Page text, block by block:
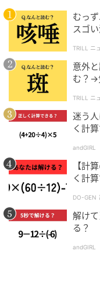
=(6-1)/2
=5/2
約分はできないので
基本的なルールに
を防ぐコツ！
ぜひほかの問題にも
てみてください♡
◆ばしみく 教育・
ー。 小学校教員・
を活かした、コンテ
以上にわたり生徒
解きが大好き。 ＜
むっ
スゴ
TRILL ニ
意外
む？→
TRILL ニ
迷う
く計
andGIRL
【計
く計
DO-GEN
解け
る？
andGIRL